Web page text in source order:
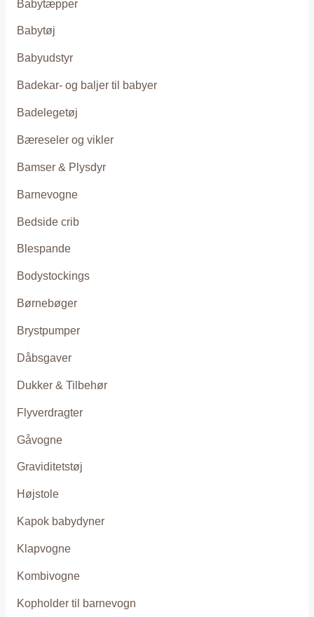
Babytæpper
Babytøj
Babyudstyr
Badekar- og baljer til babyer
Badelegetøj
Bæreseler og vikler
Bamser & Plysdyr
Barnevogne
Bedside crib
Blespande
Bodystockings
Børnebøger
Brystpumper
Dåbsgaver
Dukker & Tilbehør
Flyverdragter
Gåvogne
Graviditetstøj
Højstole
Kapok babydyner
Klapvogne
Kombivogne
Kopholder til barnevogn